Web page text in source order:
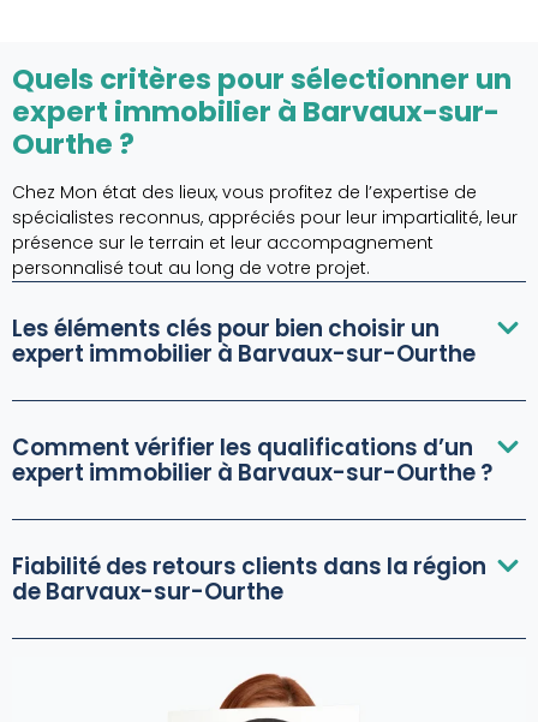
Quels critères pour sélectionner un
expert immobilier à Barvaux-sur-
Ourthe ?
Chez Mon état des lieux, vous profitez de l’expertise de
spécialistes reconnus, appréciés pour leur impartialité, leur
présence sur le terrain et leur accompagnement
personnalisé tout au long de votre projet.
Les éléments clés pour bien choisir un
expert immobilier à Barvaux-sur-Ourthe
Comment vérifier les qualifications d’un
expert immobilier à Barvaux-sur-Ourthe ?
Fiabilité des retours clients dans la région
de Barvaux-sur-Ourthe